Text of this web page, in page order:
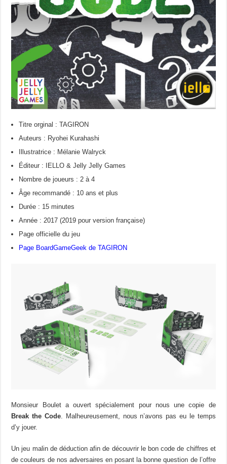
Titre orginal : TAGIRON
Auteurs : Ryohei Kurahashi
Illustratrice : Mélanie Walryck
Éditeur : IELLO & Jelly Jelly Games
Nombre de joueurs : 2 à 4
Âge recommandé : 10 ans et plus
Durée : 15 minutes
Année : 2017 (2019 pour version française)
Page officielle du jeu
Page BoardGameGeek de TAGIRON
Monsieur Boulet a ouvert spécialement pour nous une copie de
Break the Code. Malheureusement, nous n’avons pas eu le temps
d’y jouer.
Un jeu malin de déduction afin de découvrir le bon code de chiffres et
de couleurs de nos adversaires en posant la bonne question de l’offre